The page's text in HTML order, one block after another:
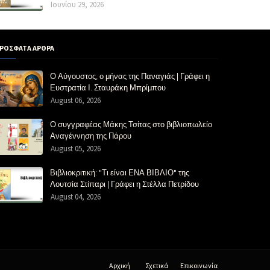
Ιουνίου 29, 2026
ΑΡΘΡΑ
Ο Αύγουστος, ο μήνας της Παναγιάς | Γράφει η
Ευστρατία Ι. Σταυράκη Μπρίμπου
August 06, 2026
Ο συγγραφέας Μάκης Τσίτας στο βιβλιοπωλείο
Αναγέννηση της Πάρου
August 05, 2026
Βιβλιοκριτική: "Τι είναι ΕΝΑ ΒΙΒΛΙΟ" της
Λουτσία Στίπαρι | Γράφει η Στέλλα Πετρίδου
August 04, 2026
Αρχική Σχετικά Επικοινωνία